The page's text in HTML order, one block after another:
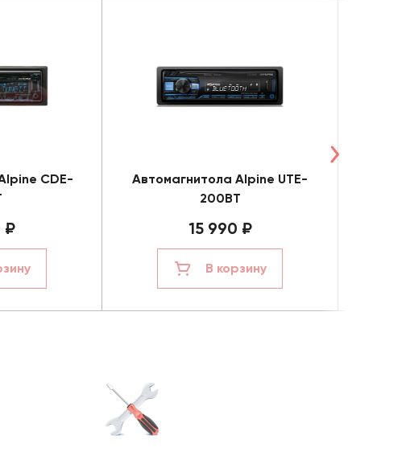
CDE-
₽
Автомагнитола Alpine UTE-
200BT
15 990 ₽
В корзину